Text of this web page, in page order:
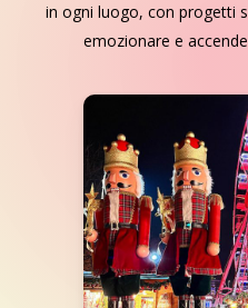
in ogni luogo, con progetti
emozionare e